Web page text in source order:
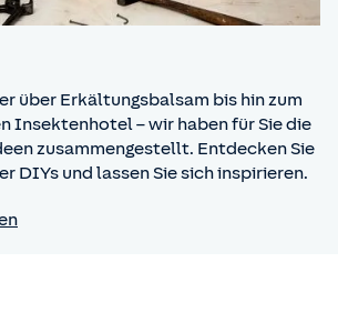
über Erkältungsbalsam bis hin zum
Insektenhotel – wir haben für Sie die
zusammengestellt. Entdecken Sie
DIYs und lassen Sie sich inspirieren.